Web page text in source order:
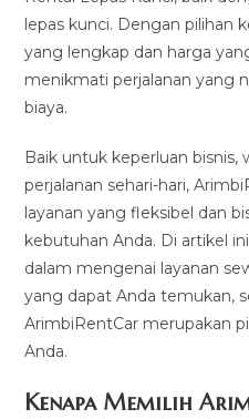
lepas kunci. Dengan pilihan
yang lengkap dan harga
menikmati perjalanan yang
biaya.
Baik untuk keperluan bisnis,
perjalanan sehari-hari,
layanan yang fleksibel dan
kebutuhan Anda. Di artikel
dalam mengenai layanan
yang dapat Anda temukan,
ArimbiRentCar merupakan
Anda.
Kenapa Memilih